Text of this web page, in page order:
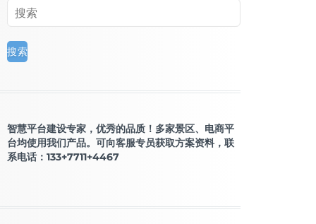
智慧平台建设专家，优秀的品质！多家景区、电商平
台均使用我们产品。可向客服专员获取方案资料，联
系电话：133+7711+4467